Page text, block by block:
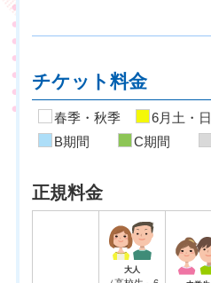
チケット料金
春季・秋季 6月土・日
B期間
C期間
正規料金
大人